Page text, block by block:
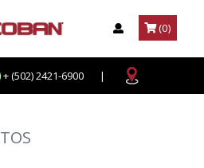
(0)
+ (502) 2421-6900 |